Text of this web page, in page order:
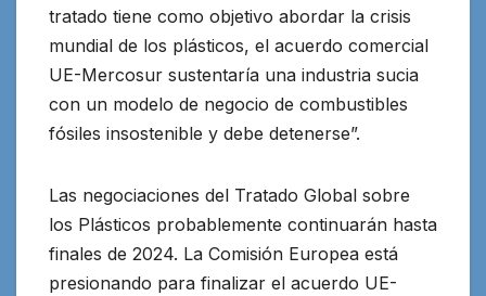
tratado tiene como objetivo abordar la crisis
mundial de los plásticos, el acuerdo comercial
UE-Mercosur sustentaría una industria sucia
con un modelo de negocio de combustibles
fósiles insostenible y debe detenerse”.
Las negociaciones del Tratado Global sobre
los Plásticos probablemente continuarán hasta
finales de 2024. La Comisión Europea está
presionando para finalizar el acuerdo UE-